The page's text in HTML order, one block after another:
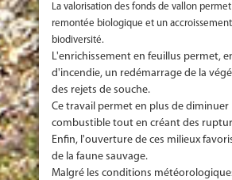
La valorisation des fonds de vallon
remontée biologique et un
biodiversité.
L'enrichissement en feuillus permet,
d'incendie, un redémarrage de la
des rejets de souche.
Ce travail permet en plus de diminuer
combustible tout en créant des
Enfin, l'ouverture de ces milieux
de la faune sauvage.
Malgré les conditions